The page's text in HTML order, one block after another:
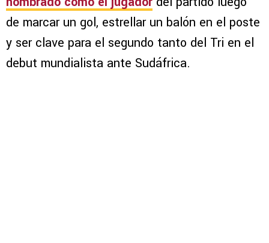
de marcar un gol, estrellar un balón en el poste
y ser clave para el segundo tanto del Tri en el
debut mundialista ante Sudáfrica.